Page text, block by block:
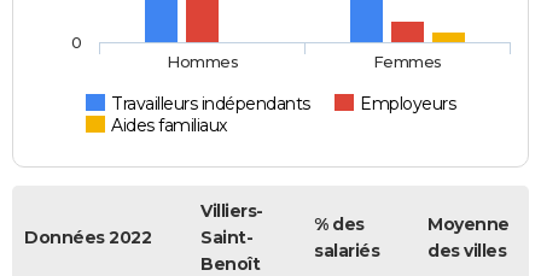
Travailleurs indépendants
Employeurs
Aides familiaux
Hommes Femmes
0
Données 2022
Villiers-
Saint-
Benoît
% des
salariés
Moyenne
des villes